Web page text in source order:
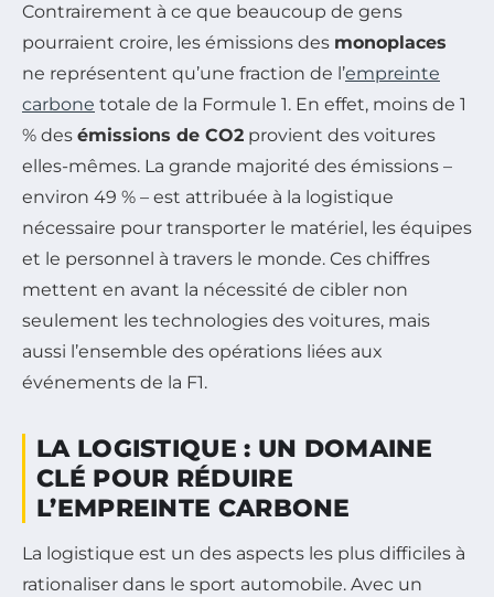
Contrairement à ce que beaucoup de gens
pourraient croire, les émissions des monoplaces
ne représentent qu’une fraction de l’empreinte
carbone totale de la Formule 1. En effet, moins de 1
% des émissions de CO2 provient des voitures
elles-mêmes. La grande majorité des émissions –
environ 49 % – est attribuée à la logistique
nécessaire pour transporter le matériel, les équipes
et le personnel à travers le monde. Ces chiffres
mettent en avant la nécessité de cibler non
seulement les technologies des voitures, mais
aussi l’ensemble des opérations liées aux
événements de la F1.
LA LOGISTIQUE : UN DOMAINE
CLÉ POUR RÉDUIRE
L’EMPREINTE CARBONE
La logistique est un des aspects les plus difficiles à
rationaliser dans le sport automobile. Avec un